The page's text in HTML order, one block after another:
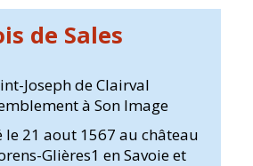
de Sales
Joseph de Clairval
à Son Image
le 21 aout 1567 au château
Glières1 en Savoie et